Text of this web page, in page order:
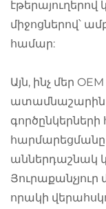
միջոցներով՝
համար:
Այն, ինչ մեր
ատամնաշարին
աններդաշնակ
որակի